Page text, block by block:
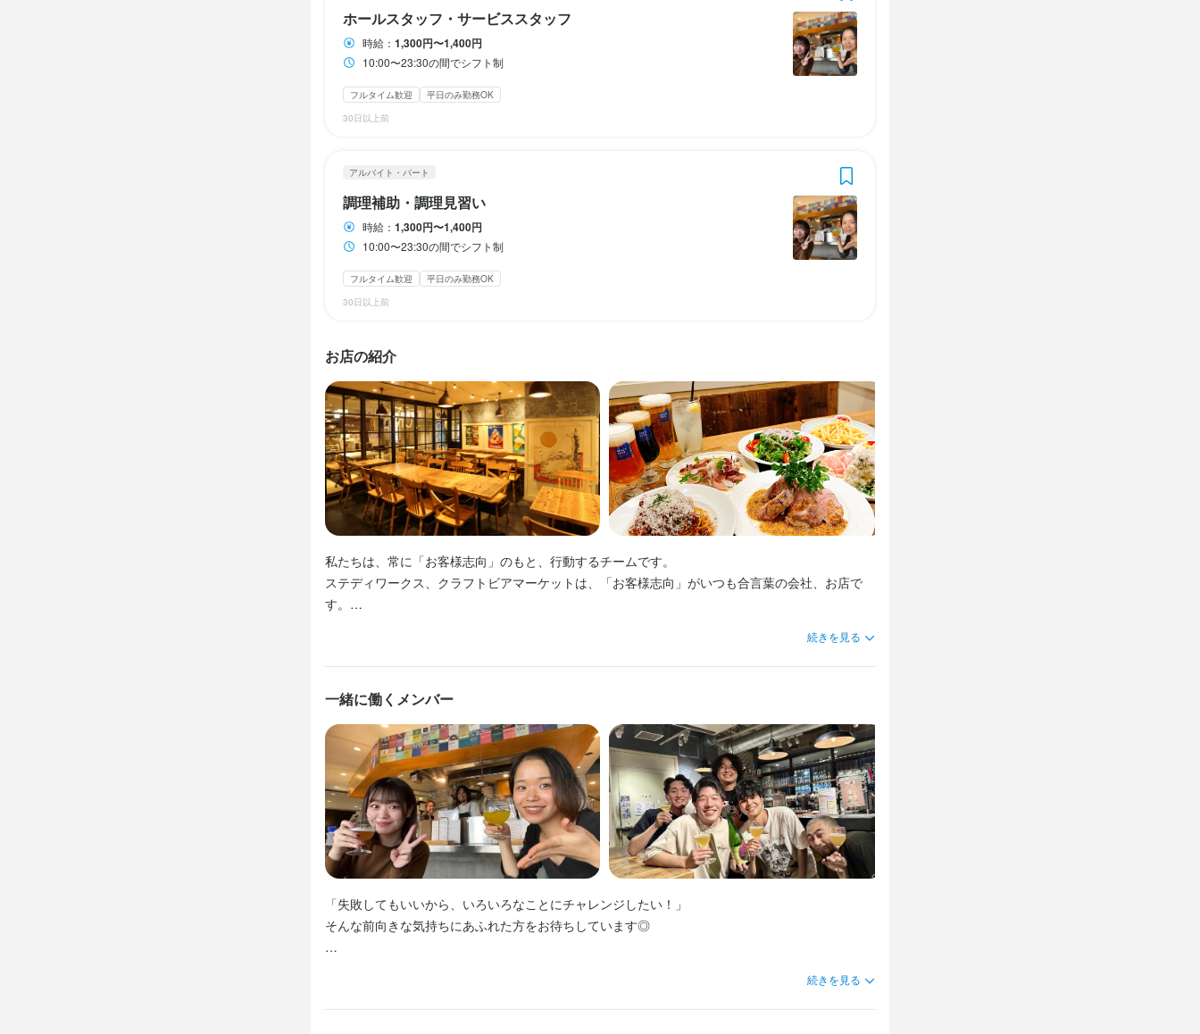
ホールスタッフ・サービススタッフ
時給： 1,300円〜1,400円
10:00〜23:30の間でシフト制
フルタイム歓迎
平日のみ勤務OK
30日以上前
アルバイト・パート
調理補助・調理見習い
時給： 1,300円〜1,400円
10:00〜23:30の間でシフト制
フルタイム歓迎
平日のみ勤務OK
30日以上前
お店の紹介
私たちは、常に「お客様志向」のもと、行動するチームです。
ステディワークス、クラフトビアマーケットは、「お客様志向」がいつも合言葉の会社、お店で
す。
店舗をバックアップする本社スタッフも、全ての社員がいつもお客様の事を思っています。
技術や経験はあまり重視しません。
あなたの純粋なおもてなしの心を、あなたらしい表現でお客様に伝えて下さい。
続きを見る
一緒に働くメンバー
「失敗してもいいから、いろいろなことにチャレンジしたい！」
そんな前向きな気持ちにあふれた方をお待ちしています◎
そんな仲間と切磋琢磨しながら、成長できる職場で働いてみませんか？
続きを見る
休日・休暇
週休2日以上（店舗により、シフト制）
＊原則として、毎月土曜・日曜・祝日の日数分が休日です。
（2023年度の年間休日：120日＊全社員対象）
待遇
・各種社会保険完備（研修期間中も加入します。）
・交通費全額支給（原則として、電車定期代）
・定期健康診断（年１回）
・食事付き、クラフトビールの試飲付き
・子供手当　１子あたり￥5,000（＊18歳になる年まで）
特徴
学歴不問 ブランクOK 駅チカ(徒歩5分以内) スタッフの平均年齢20代
仕事内容
「失敗してもいいから、いろいろなことにチャレンジしたい！」
【 仕事内容 】
接客を中心に飲食店の運営管理業務をお願いします。
未経験者はどんどん吸収していってくださいね。
＼☆ 会話好き！ビール好き！大歓迎！ ☆／
20〜30代の若いスタッフが多数在籍。
独立意欲のある人が多く、みんなモチベーション高く働いています。
そんな仲間と切磋琢磨しながら、成長できる職場で働いてみませんか？
スタッフともお客様ともコミュニケーションが多いので、会話好きな方ならきっと楽しめます♪
もちろんビールには興味がない…というスタッフもいますので、もしビールが苦手でも大丈夫で
す◎
ランチタイムのみ勤務OK
週1日からOK
週2日からOK
週4日以上OK シフト制
休日・休暇
週１〜、３h〜　OKです！
シフトは1ヶ月単位です。
平日のみ勤務OK(土日休み) 土日祝のみ勤務OK
待遇
・私服勤務
・従業員割引（系列店舗利用時、30％割引）
・随時、社員雇用有
まかない・食事補助あり 制服貸与 独立実績あり 髪型自由 服装自由 ひげOK ピアスOK
特徴
学歴不問 未経験者歓迎 フリーター歓迎 大学生歓迎 ブランクOK 駅チカ(徒歩5分以内)
スタッフの平均年齢20代
仕事内容
お客さまに楽しんでいただきながら、ご自身も楽しんじゃってください！
３０種類のビールが出てくる圧巻のサーバー前でビールを注いだり、
料理人のつくるお料理のワザを学んでお友達に家族に、美味しい料理を作れるようになっちゃう
かも！
頑張るあなたは、お客さまから美味しいビールをご馳走になれちゃうかも？！
未経験の方もしっかり優しく指導しますのでご安心ください。
経験者は能力を思う存分発揮してくださいね♪
＼☆ 会話好き！ビール好き！大歓迎！ ☆／
20〜30代の若いスタッフが多数在籍。
スタッフともお客様ともコミュニケーションが多いので、会話好きな方ならきっと楽しめます♪
ランチタイムのみ勤務OK
週1日からOK
週2日からOK
週4日以上OK シフト制
休日・休暇
週１〜、３h〜　OKです！
シフトは1ヶ月単位です。
平日のみ勤務OK(土日休み) 土日祝のみ勤務OK
待遇
・私服勤務
・従業員割引（系列店舗利用時、30％割引）
・随時、社員雇用有
まかない・食事補助あり 制服貸与 独立実績あり 髪型自由 服装自由 ひげOK ピアスOK
特徴
学歴不問 未経験者歓迎 フリーター歓迎 大学生歓迎 ブランクOK 駅チカ(徒歩5分以内)
スタッフの平均年齢20代
仕事内容
簡単な盛り付けや、調理補助、希望や実力次第では自身のレシピをメニュー化できるかも！？
基本的にレシピは決まっているので難しくはありません。
料理人のつくるお料理のワザを学んでお友達に家族に、美味しい料理を作れるようになっちゃう
かも！
頑張るあなたは、お客さまから美味しいビールをご馳走になれちゃうかも？！
未経験の方もしっかり優しく指導しますのでご安心ください。
経験者は能力を思う存分発揮してくださいね♪
20〜30代の若いスタッフが多数在籍。
スタッフともお客様ともコミュニケーションが多いので、会話好きな方ならきっと楽しめます♪
クラフトビール好きも、まかないで試飲ができるのでたまりません☆
もちろんビールには興味がない…というスタッフもいますので、もしビールが苦手でも大丈夫で